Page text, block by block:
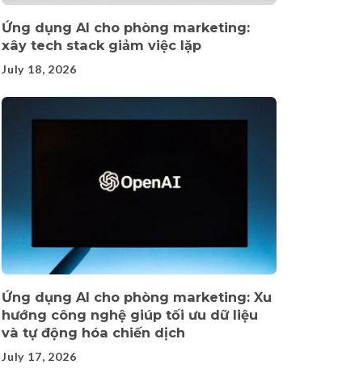
Ứng dụng AI cho phòng marketing:
xây tech stack giảm việc lặp
July 18, 2026
Ứng dụng AI cho phòng marketing: Xu
hướng công nghệ giúp tối ưu dữ liệu
và tự động hóa chiến dịch
July 17, 2026